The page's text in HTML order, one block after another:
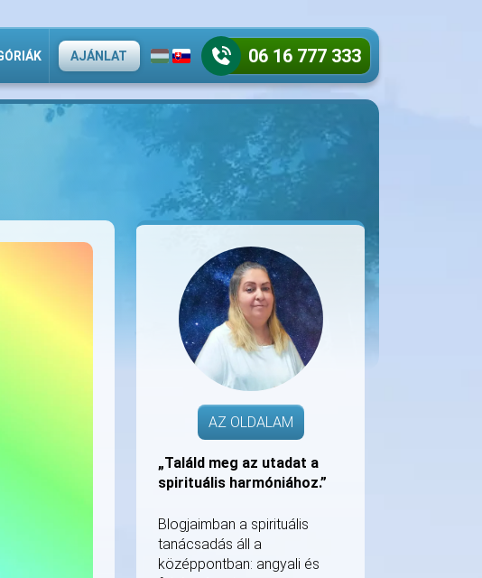
AJÁNLAT 06 16 777 333
AZ OLDALAM
„Találd meg az utadat a
spirituális harmóniához.”
Blogjaimban a spirituális
tanácsadás áll a
középpontban: angyali és